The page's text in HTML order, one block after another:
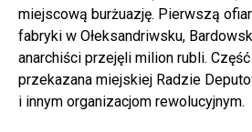
miejscową burżuazję. Pierwszą
fabryki w Ołeksandriwsku,
anarchiści przejęli milion rubli.
przekazana miejskiej Radzie
i innym organizacjom rewolucyjnym.